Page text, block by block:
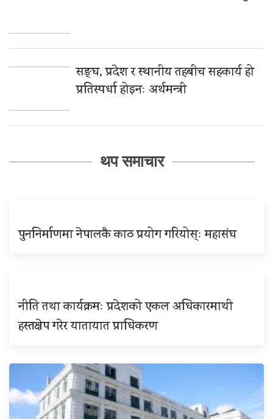
सङ्घ, प्रदेश र स्थानीय तहबीच सहकार्य हो
प्रतिस्पर्धा होइनः अर्थमन्त्री
थप समाचार
पुननिर्माणमा नेपालकै काठ प्रयोग गरियोस्ः महासंघ
नीति तथा कार्यक्रमः प्रदेशको एकल अधिकारमाथी
हस्तक्षेप गरेर यातायात प्राधिकरण